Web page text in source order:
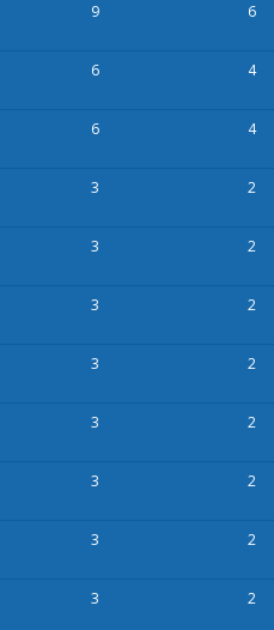
9 6
6 4
6 4
3 2
3 2
3 2
3 2
3 2
3 2
3 2
3 2